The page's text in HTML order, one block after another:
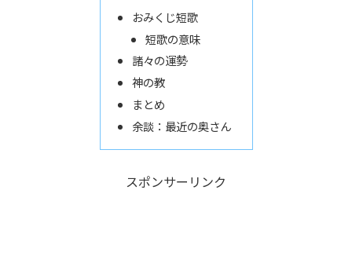
おみくじ短歌
短歌の意味
諸々の運勢
神の教
まとめ
余談：最近の奥さん
スポンサーリンク